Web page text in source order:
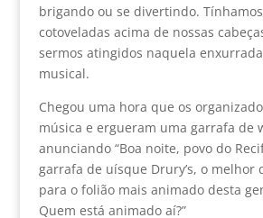
brigando ou se divertindo.
cotoveladas acima de nossas
sermos atingidos naquela
musical.
Chegou uma hora que os
música e ergueram uma garrafa de
anunciando “Boa noite, povo do
garrafa de uísque Drury’s, o melhor
para o folião mais animado desta
Quem está animado aí?”